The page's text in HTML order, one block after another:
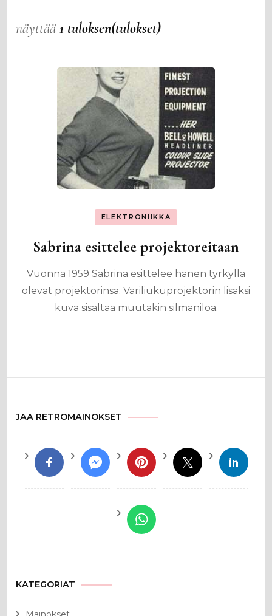
näyttää1 tuloksen(tulokset)
ELEKTRONIIKKA
Sabrina esittelee projektoreitaan
Vuonna 1959 Sabrina esittelee hänen tyrkyllä
olevat projektorinsa. Väriliukuprojektorin lisäksi
kuva sisältää muutakin silmäniloa.
JAA RETROMAINOKSET
KATEGORIAT